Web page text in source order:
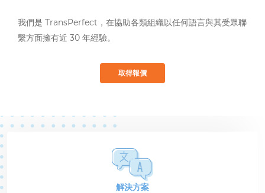
我們是 TransPerfect，在協助各類組織以任何語言與其受眾聯
繫方面擁有近 30 年經驗。
取得報價
解決方案